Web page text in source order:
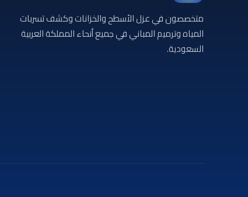
متخصصون في عزل الأسطح والخزانات وكشف تسربات
المياه وترميم المباني في جميع أنحاء المملكة العربية
السعودية.